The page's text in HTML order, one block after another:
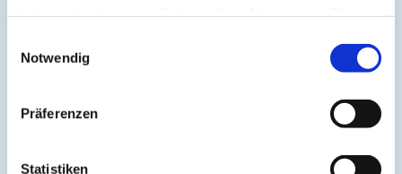
Notwendig
Präferenzen
Statistiken
Registrierung in der Praxis:Ihre Patienten
Registrierungsprozess wird aus dem
innerhalb weniger Sekunden gestartet.
Clients notwendig.